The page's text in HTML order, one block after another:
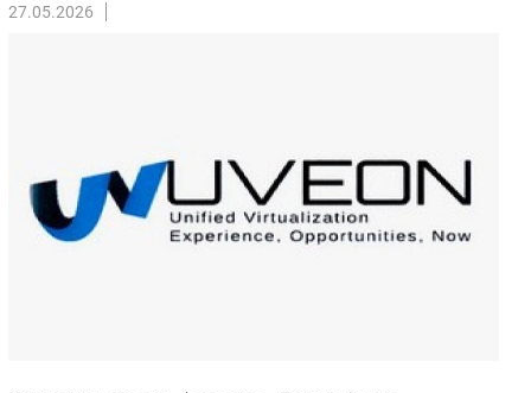
Торговые сети
Регулирование
Финансы
27.05.2026